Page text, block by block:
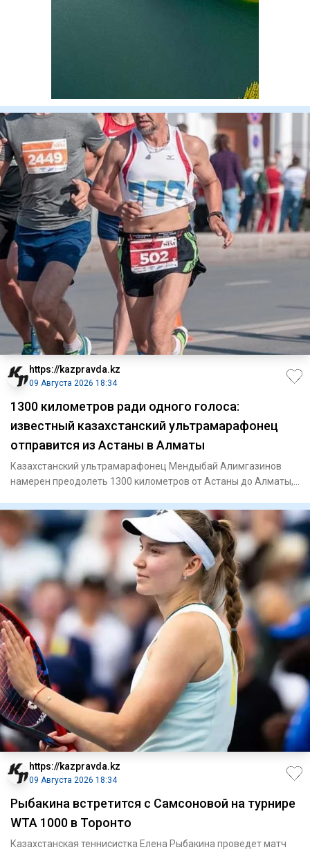
https://kazpravda.kz
09 Августа 2026 18:34
1300 километров ради одного голоса:
известный казахстанский ультрамарафонец
отправится из Астаны в Алматы
Казахстанский ультрамарафонец Мендыбай Алимгазинов
намерен преодолеть 1300 километров от Астаны до Алматы,
https://kazpravda.kz
09 Августа 2026 18:34
Рыбакина встретится с Самсоновой на турнире
WTA 1000 в Торонто
Казахстанская теннисистка Елена Рыбакина проведет матч